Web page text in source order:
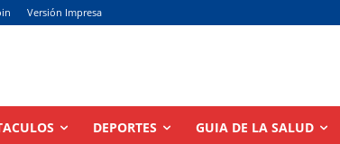
Versión Impresa
DEPORTES GUIA DE LA SALUD